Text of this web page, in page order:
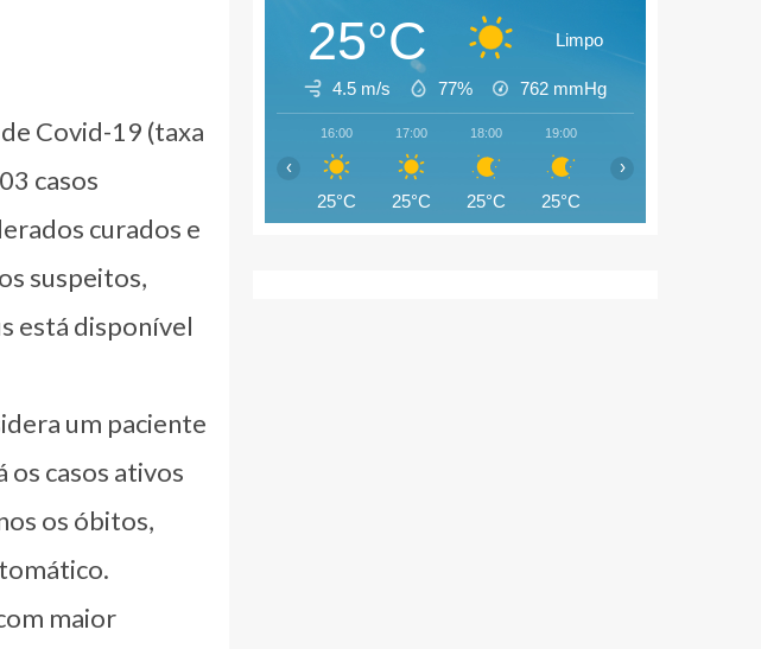
Covid-19 (taxa
casos
curados e
suspeitos,
está disponível
um paciente
os casos ativos
os óbitos,
maior
25°C Limpo
4.5 m/s 77% 762 mmHg
16:00
25°C
17:00
25°C
18:00
25°C
19:00
25°C
‹ ›